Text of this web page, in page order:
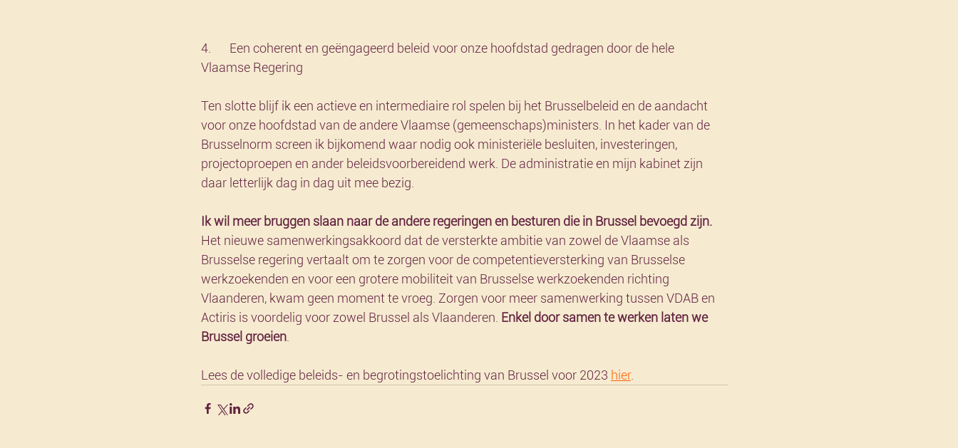
4.	Een coherent en geëngageerd beleid voor onze hoofdstad gedragen door de hele
Vlaamse Regering
Ten slotte blijf ik een actieve en intermediaire rol spelen bij het Brusselbeleid en de aandacht
voor onze hoofdstad van de andere Vlaamse (gemeenschaps)ministers. In het kader van de
Brusselnorm screen ik bijkomend waar nodig ook ministeriële besluiten, investeringen,
projectoproepen en ander beleidsvoorbereidend werk. De administratie en mijn kabinet zijn
daar letterlijk dag in dag uit mee bezig.
Ik wil meer bruggen slaan naar de andere regeringen en besturen die in Brussel bevoegd zijn.
Het nieuwe samenwerkingsakkoord dat de versterkte ambitie van zowel de Vlaamse als
Brusselse regering vertaalt om te zorgen voor de competentieversterking van Brusselse
werkzoekenden en voor een grotere mobiliteit van Brusselse werkzoekenden richting
Vlaanderen, kwam geen moment te vroeg. Zorgen voor meer samenwerking tussen VDAB en
Actiris is voordelig voor zowel Brussel als Vlaanderen. Enkel door samen te werken laten we
Brussel groeien
Lees de volledige beleids- en begrotingstoelichting van Brussel voor 2023 hier.